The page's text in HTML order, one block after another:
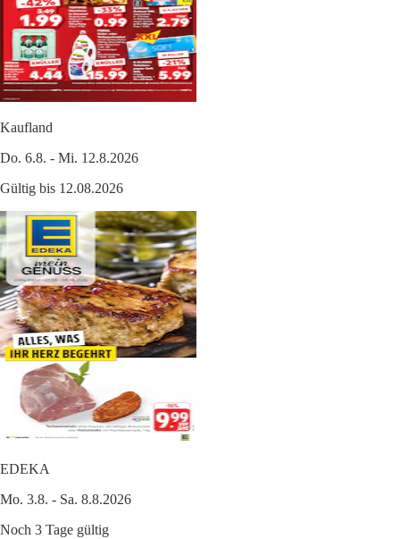
Kaufland
Do. 6.8. - Mi. 12.8.2026
Gültig bis 12.08.2026
EDEKA
Mo. 3.8. - Sa. 8.8.2026
Noch 3 Tage gültig